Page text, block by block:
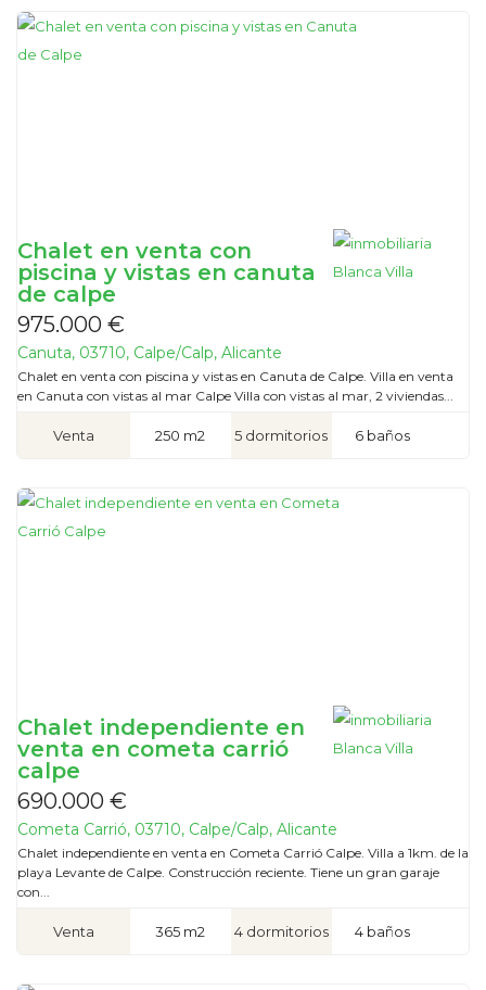
Chalet en venta con
piscina y vistas en canuta
de calpe
975.000 €
Canuta, 03710, Calpe/Calp, Alicante
Chalet en venta con piscina y vistas en Canuta de Calpe. Villa en venta
en Canuta con vistas al mar Calpe Villa con vistas al mar, 2 viviendas...
Venta 250 m2 5 dormitorios 6 baños
Chalet independiente en
venta en cometa carrió
calpe
690.000 €
Cometa Carrió, 03710, Calpe/Calp, Alicante
Chalet independiente en venta en Cometa Carrió Calpe. Villa a 1km. de la
playa Levante de Calpe. Construcción reciente. Tiene un gran garaje
con...
Venta 365 m2 4 dormitorios 4 baños